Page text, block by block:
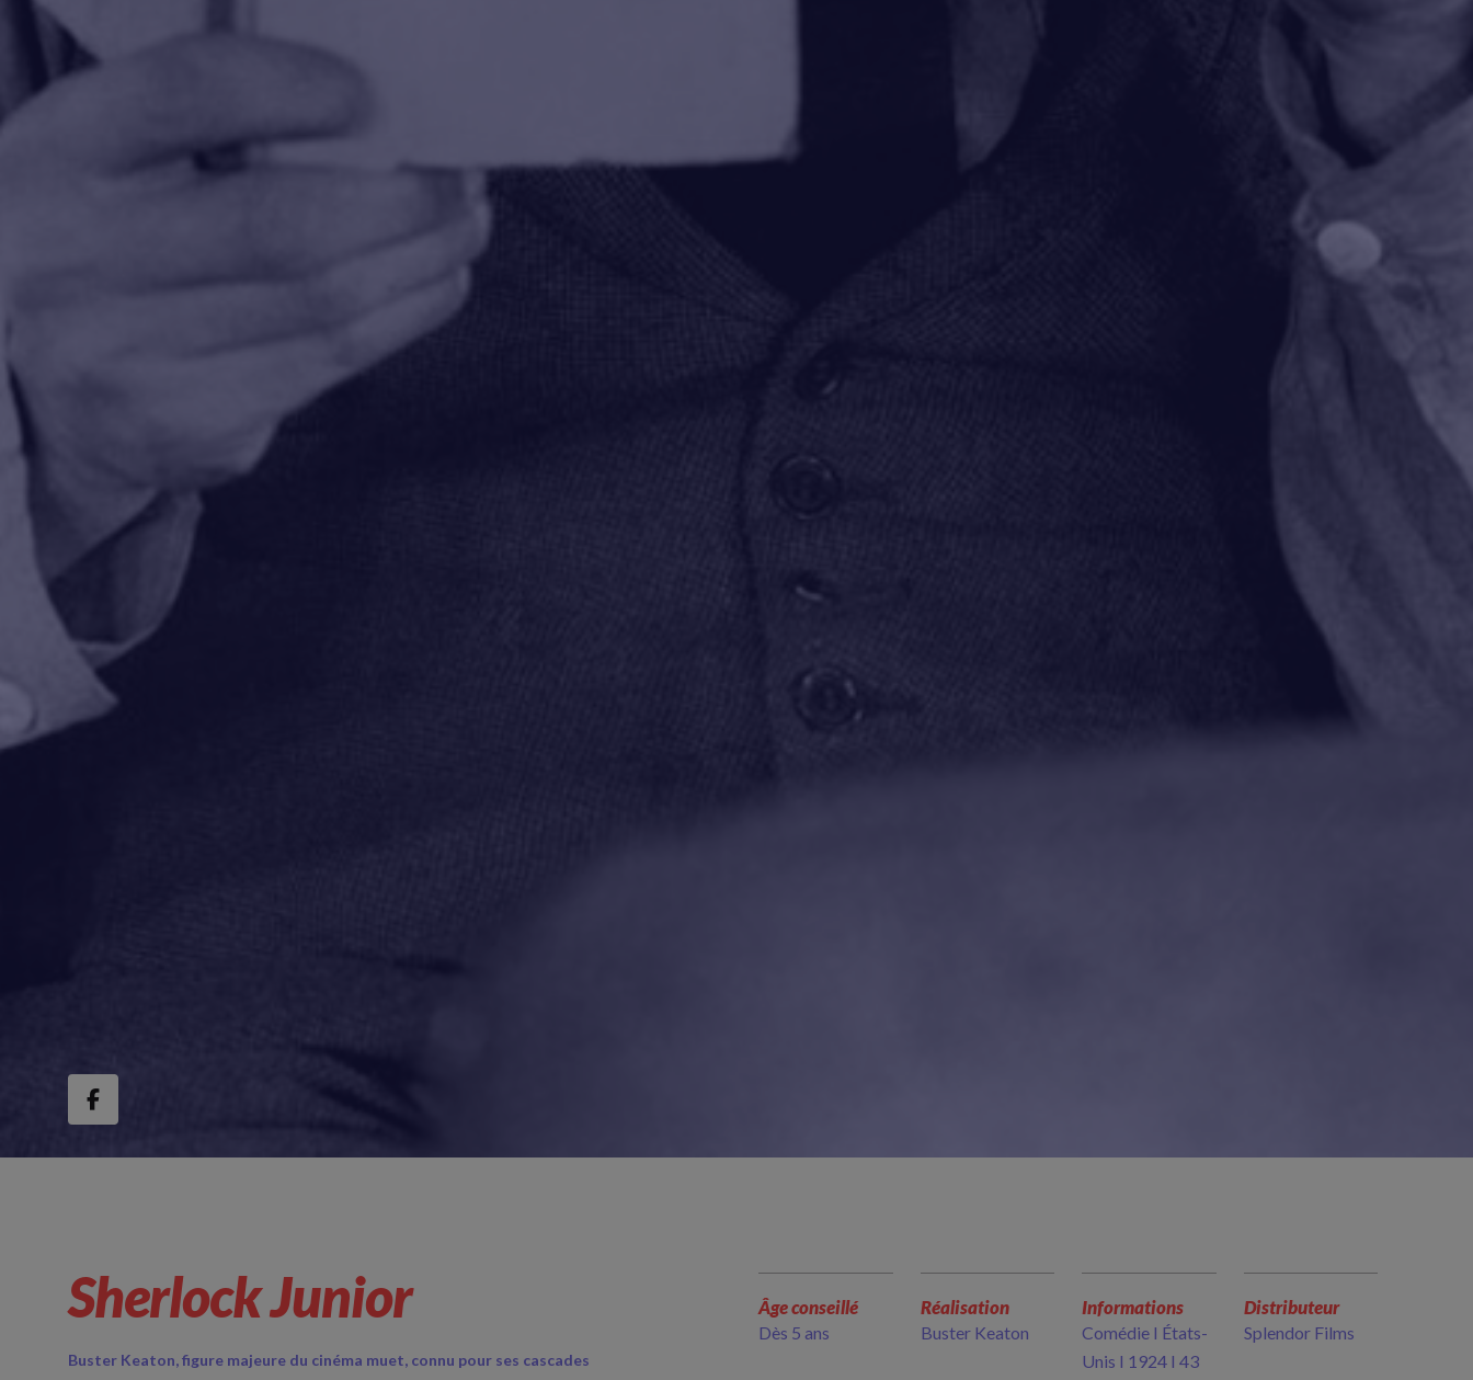
Sherlock Junior
Buster Keaton, figure majeure du cinéma muet, connu pour ses cascades
Âge conseillé
Dès 5 ans
Réalisation
Buster Keaton
Informations
Comédie I États-
Unis I 1924 I 43
Distributeur
Splendor Films